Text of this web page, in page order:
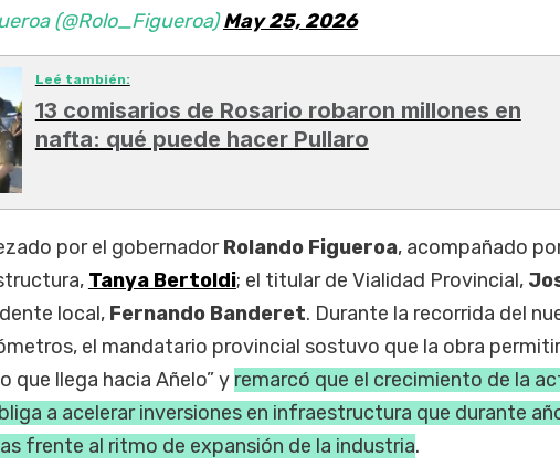
(@Rolo_Figueroa)May 25, 2026
Leé también:
13 comisarios de Rosario robaron millones en
nafta: qué puede hacer Pullaro
por el gobernadorRolando Figueroa, acompañado
Tanya Bertoldi; el titular de Vialidad Provincial,
local, Fernando Banderet. Durante la recorrida del
el mandatario provincial sostuvo que la obra
que llega hacia Añelo” y remarcó que el crecimiento de la
a acelerar inversiones en infraestructura que durante
frente al ritmo de expansión de la industria.